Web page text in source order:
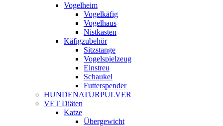
Vogelheim
Vogelkäfig
Vogelhaus
Nistkasten
Käfigzubehör
Sitzstange
Vogelspielzeug
Einstreu
Schaukel
Futterspender
HUNDENATURPULVER
VET Diäten
Katze
Übergewicht